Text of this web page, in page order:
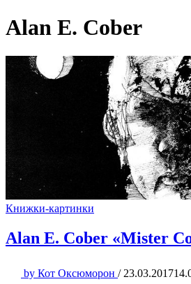
Alan E. Cober
Книжки-картинки
Alan E. Cober «Mister
by Кот Оксюморон / 23.03.2017